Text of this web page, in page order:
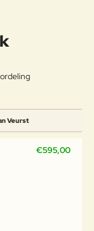
Veurst
€595,00